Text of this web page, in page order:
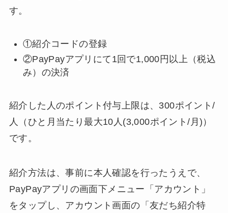
す。
①紹介コードの登録
②PayPayアプリにて1回で1,000円以上（税込
み）の決済
紹介した人のポイント付与上限は、300ポイント/
人（ひと月当たり最大10人(3,000ポイント/月)）
です。
紹介方法は、事前に本人確認を行ったうえで、
PayPayアプリの画面下メニュー「アカウント」
をタップし、アカウント画面の「友だち紹介特